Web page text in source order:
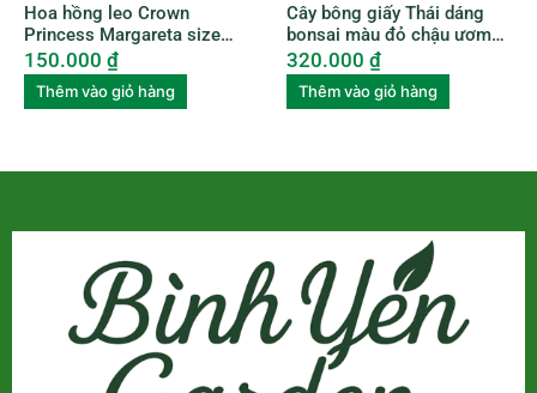
Hoa hồng leo Crown
Princess Margareta size
nhỏ ROSE010
150.000 ₫
Thêm vào giỏ hàng
Cây bông giấy Thái dáng
bonsai màu đỏ chậu ươm
BGTL003
320.000 ₫
Thêm vào giỏ hàng